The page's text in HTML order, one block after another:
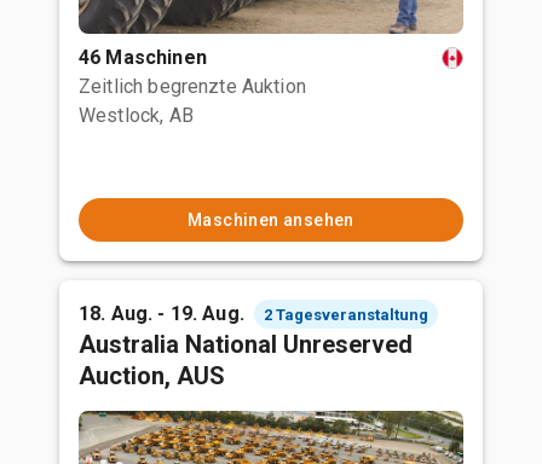
46 Maschinen
Zeitlich begrenzte Auktion
Westlock, AB
Maschinen ansehen
18. Aug. - 19. Aug. 2 Tagesveranstaltung
Australia National Unreserved
Auction, AUS